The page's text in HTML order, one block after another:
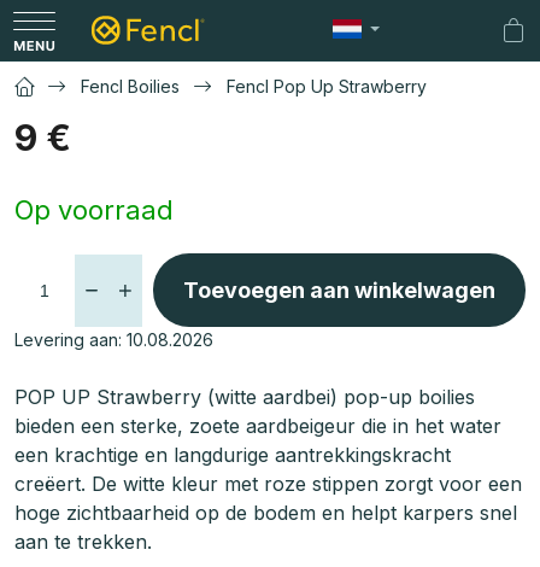
Overslaan
naar
inhoud
Fencl Boilies Fencl Pop Up Strawberry
9 €
prijs:
Op voorraad
Levering aan: 10.08.2026
Toevoegen aan winkelwagen
POP UP Strawberry (witte aardbei) pop-up boilies
bieden een sterke, zoete aardbeigeur die in het water
een krachtige en langdurige aantrekkingskracht
creëert. De witte kleur met roze stippen zorgt voor een
hoge zichtbaarheid op de bodem en helpt karpers snel
aan te trekken.